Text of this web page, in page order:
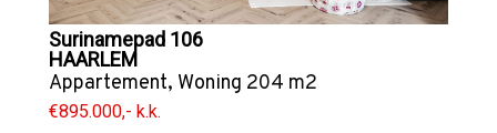
Surinamepad 106
HAARLEM
Appartement, Woning 204 m2
€895.000,- k.k.